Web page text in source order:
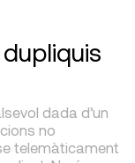
dada d’un
no
telemàticament